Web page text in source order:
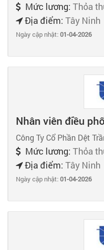
Mức lương: Thỏa
Địa điểm: Tây Ninh
Ngày cập nhật:01-04-2026
Nhân viên điều
Công Ty Cổ Phần Dệt
Mức lương: Thỏa
Địa điểm: Tây Ninh
Ngày cập nhật:01-04-2026